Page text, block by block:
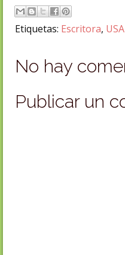
Etiquetas: Escritora, USA
No hay
Publicar un